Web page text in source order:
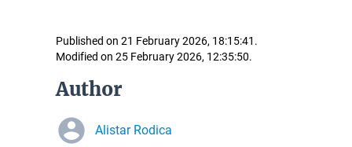
Published on 21 February 2026, 18:15:41.
Modified on 25 February 2026, 12:35:50.
Author
Alistar Rodica